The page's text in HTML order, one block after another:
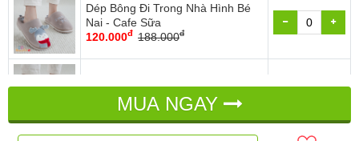
Dép Bông Đi Trong Nhà Hình Bé
Nai - Cafe Sữa
120.000đ 188.000đ
Nai - Rêu Xám
120.000đ 188.000đ
MUA NGAY